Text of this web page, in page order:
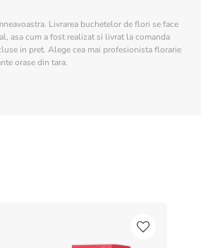
Livrarea buchetelor de flori se face
asa cum a fost realizat si livrat la comanda
in pret. Alege cea mai profesionista florarie
orase din tara.